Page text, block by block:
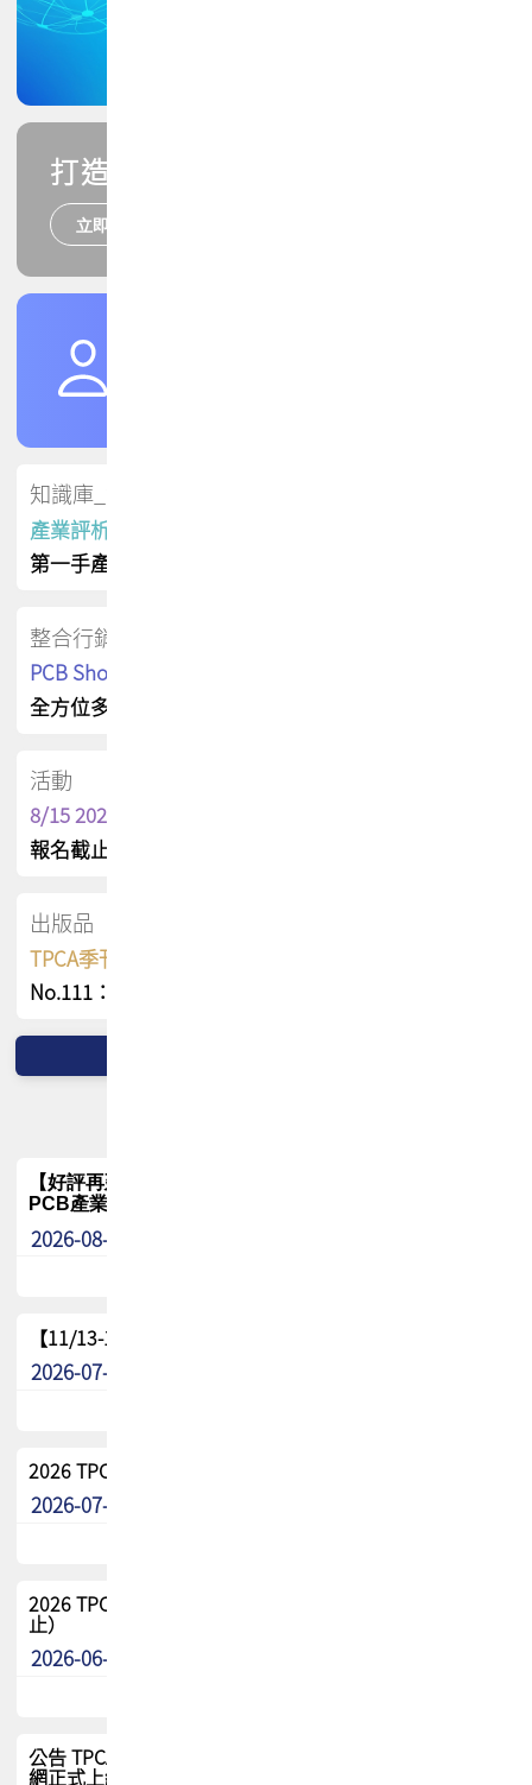
打造您的PCB專業技能
立即報名
知識庫_會員專屬
產業評析報告
第一手產業資訊
整合行銷
PCB Shop 採購指南
全方位多元曝光方案
活動
8/15 2026 TPCA健康盃保齡球聯誼賽
報名截止日 : 8/3 活動日期 : 8/15
出版品
TPCA季刊 FREE 線上版
No.111：PCB全球風險布局與韌性
【好評再延長】PCB GPT 全面開放體驗延長到8月!!
PCB產業專屬 AI 知識平台
2026-08-04
【11/13-15】2026 TPCA 百岳登頂_南橫三星
2026-07-22
2026 TPCA中南區會員問卷暨7/31交流餐敘報名
2026-07-08
2026 TPCA健康盃保齡球聯誼賽 熱烈報名中（8/3報名截
止）
2026-06-29
公告 TPCA 台灣電路板協會官網將迎來新面貌，7/1 新官
網正式上線！